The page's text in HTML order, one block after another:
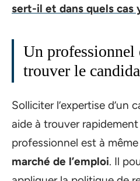
sert-il et dans quels cas
Un professionnel
trouver le
Solliciter l’expertise d’un
aide à trouver
professionnel est à
marché de l’emploi. Il